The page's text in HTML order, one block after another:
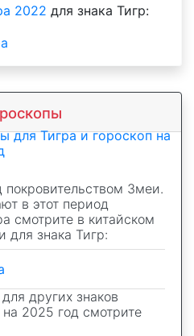
2022 для знака Тигр:
для Тигра и гороскоп на
Змеи.
в этот период
смотрите в китайском
для знака Тигр:
других знаков
на 2025 год смотрите